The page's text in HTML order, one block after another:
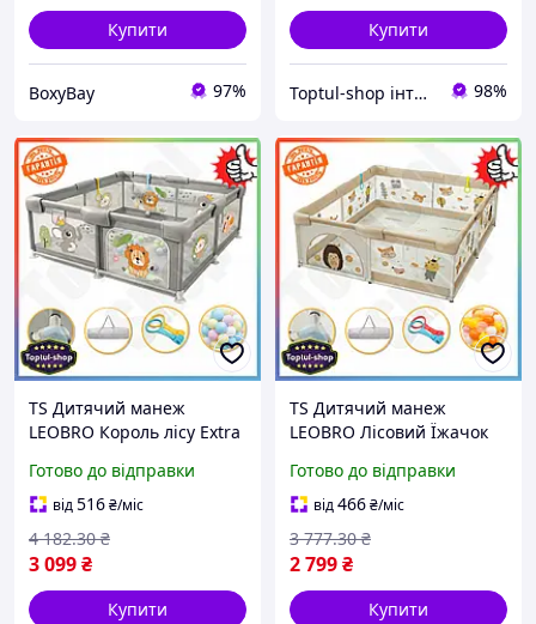
Купити
BoxyBay 97%
Купити
Toptul-shop інтернет магазин 98%
TS Дитячий манеж
LEOBRO Король лісу Extra
майданчик для дітей з
кульками та кільцями для
SHT55_Q
Готово до відправки
від516₴/міс
3 099₴
4 182.30 ₴
Купити
TS Дитячий манеж
LEOBRO Лісовий Їжачок
Ігровий майданчик для
дітей з кульками та
кільцями SHT55_Q
Готово до відправки
від466₴/міс
2 799₴
3 777.30 ₴
Купити